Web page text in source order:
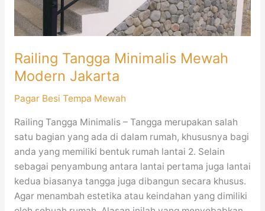
Railing Tangga Minimalis Mewah
Modern Jakarta
Pagar Besi Tempa Mewah
Railing Tangga Minimalis – Tangga merupakan salah
satu bagian yang ada di dalam rumah, khususnya bagi
anda yang memiliki bentuk rumah lantai 2. Selain
sebagai penyambung antara lantai pertama juga lantai
kedua biasanya tangga juga dibangun secara khusus.
Agar menambah estetika atau keindahan yang dimiliki